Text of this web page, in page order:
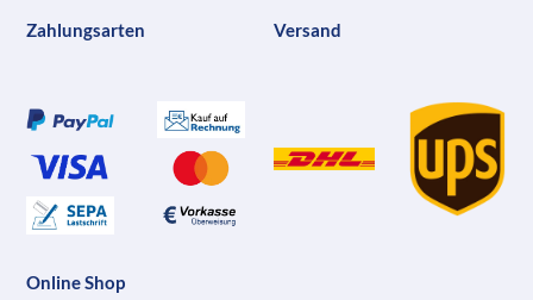
Zahlungsarten Versand
Online Shop